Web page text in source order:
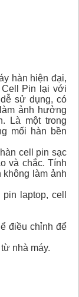
hàn hiện đại,
Cell Pin lại với
sử dụng, có
ảnh hưởng
Là một trong
mối hàn bền
cell pin sạc
và chắc. Tính
không làm ảnh
laptop, cell
điều chỉnh để
nhà máy.